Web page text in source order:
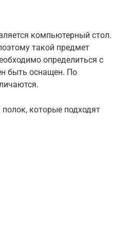
компьютерный стол.
такой предмет
определиться с
быть оснащен. По
которые подходят